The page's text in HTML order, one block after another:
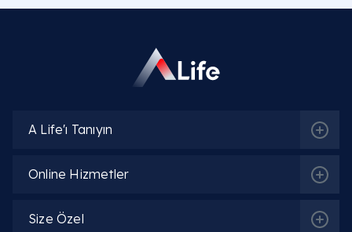
A Life'ı Tanıyın
Online Hizmetler
Size Özel